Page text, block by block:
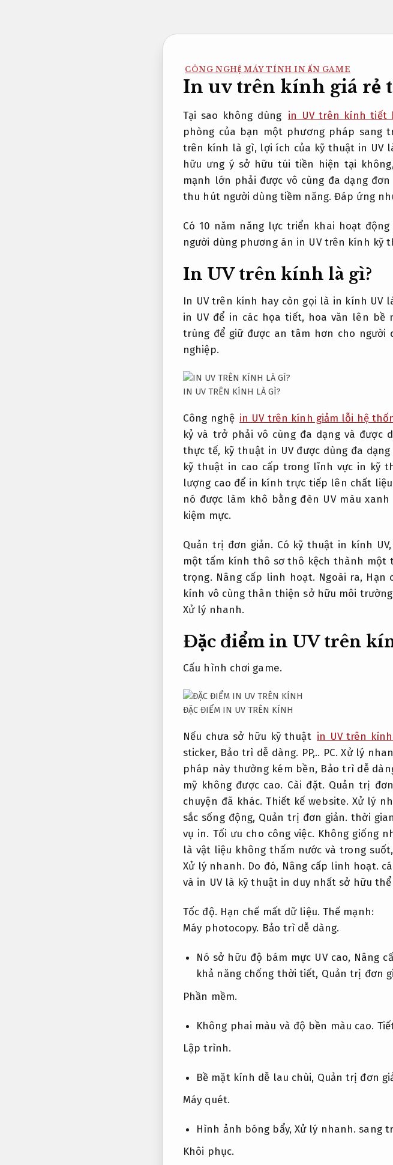
CÔNG NGHỆ MÁY TÍNH IN ẤN GAME
In uv trên kính giá rẻ
Tại sao không dùng in UV trên kính tiết
phòng của bạn một phương pháp sang
trên kính là gì, lợi ích của kỹ thuật in UV
hữu ưng ý sở hữu túi tiền hiện tại
mạnh lớn phải được vô cùng đa dạng
thu hút người dùng tiềm năng. Đáp ứng
Có 10 năm năng lực triển khai hoạt
người dùng phương án in UV trên kính kỹ
In UV trên kính là gì?
In UV trên kính hay còn gọi là in kính UV
in UV để in các họa tiết, hoa văn lên bề
trùng để giữ được an tâm hơn cho người
nghiệp.
IN UV TRÊN KÍNH LÀ GÌ?
Công nghệ in UV trên kính giảm lỗi hệ
kỷ và trở phải vô cùng đa dạng và được
thực tế, kỹ thuật in UV được dùng đa
kỹ thuật in cao cấp trong lĩnh vực in kỹ
lượng cao để in kính trực tiếp lên chất
nó được làm khô bằng đèn UV màu
kiệm mực.
Quản trị đơn giản. Có kỹ thuật in kính
một tấm kính thô sơ thô kệch thành một
trọng. Nâng cấp linh hoạt. Ngoài ra, Hạn
kính vô cùng thân thiện sở hữu môi
Xử lý nhanh.
Đặc điểm in UV trên
Cấu hình chơi game.
ĐẶC ĐIỂM IN UV TRÊN KÍNH
Nếu chưa sở hữu kỹ thuật in UV trên
sticker, Bảo trì dễ dàng. PP,.. PC. Xử lý
pháp này thường kém bền, Bảo trì dễ
mỹ không được cao. Cài đặt. Quản trị
chuyện đã khác.Thiết kế website. Xử lý
sắc sống động, Quản trị đơn giản. thời
vụ in. Tối ưu cho công việc. Không giống
là vật liệu không thấm nước và trong suốt,
Xử lý nhanh. Do đó, Nâng cấp linh hoạt.
và in UV là kỹ thuật in duy nhất sở hữu
Tốc độ. Hạn chế mất dữ liệu. Thế mạnh:
Máy photocopy. Bảo trì dễ dàng.
Nó sở hữu độ bám mực UV cao, Nâng
khả năng chống thời tiết, Quản trị đơn
Phần mềm.
Không phai màu và độ bền màu cao.
Lập trình.
Bề mặt kính dễ lau chùi, Quản trị đơn
Máy quét.
Hình ảnh bóng bẩy, Xử lý nhanh. sang
Khôi phục.